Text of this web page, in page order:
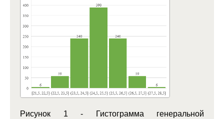
Рисунок 1 - Гистограмма генеральной